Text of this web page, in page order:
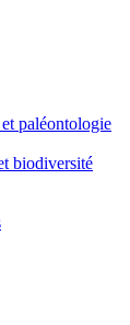
paléontologie
biodiversité